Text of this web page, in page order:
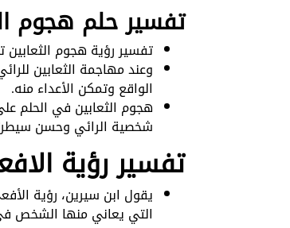
تفسير حلم هجوم
تفسير رؤية هجوم
وعند مهاجمة الثعابين
الواقع وتمكن الأعداء منه.
هجوم الثعابين في الحلم
شخصية الرائي وحسن
تفسير رؤية
يقول ابن سيرين، رؤية
التي يعاني منها الشخص